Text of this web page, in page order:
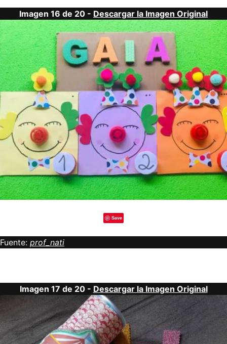
Imagen 16 de 20 - Descargar la Imagen Original
Save
Fuente: prof_nati
Imagen 17 de 20 - Descargar la Imagen Original